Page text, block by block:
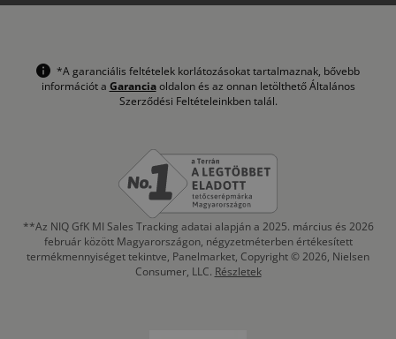
*A garanciális feltételek korlátozásokat tartalmaznak, bővebb
információt a Garanciaoldalon és az onnan letölthető Általános
Szerződési Feltételeinkben talál.
**Az NIQ GfK MI Sales Tracking adatai alapján a 2025. március és 2026
február között Magyarországon, négyzetméterben értékesített
termékmennyiséget tekintve, Panelmarket, Copyright © 2026, Nielsen
Consumer, LLC. Részletek